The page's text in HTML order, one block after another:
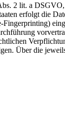
2 lit. a DSGVO,
erfolgt die
Über die